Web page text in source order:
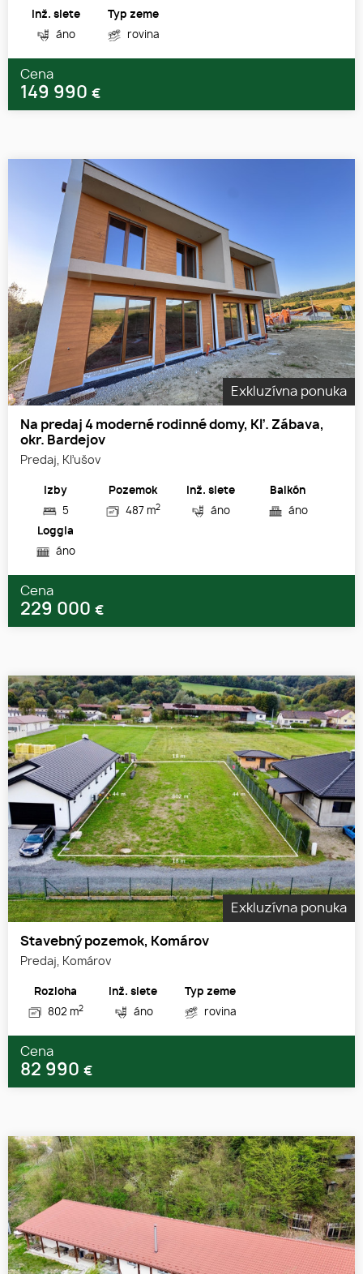
Inž. siete
áno
Typ zeme
rovina
Cena
149 990 €
Exkluzívna ponuka
Na predaj 4 moderné rodinné domy, Kľ. Zábava,
okr. Bardejov
Predaj, Kľušov
Izby
5
Pozemok
487 m2
Inž. siete
áno
Balkón
áno
Loggia
áno
Cena
229 000 €
Exkluzívna ponuka
Stavebný pozemok, Komárov
Predaj, Komárov
Rozloha
802 m2
Inž. siete
áno
Typ zeme
rovina
Cena
82 990 €